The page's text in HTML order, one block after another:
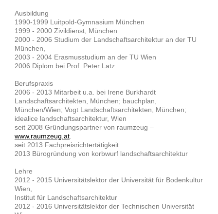
Ausbildung
1990-1999 Luitpold-Gymnasium München
1999 - 2000 Zivildienst, München
2000 - 2006 Studium der Landschaftsarchitektur an der TU
München,
2003 - 2004 Erasmusstudium an der TU Wien
2006 Diplom bei Prof. Peter Latz
Berufspraxis
2006 - 2013 Mitarbeit u.a. bei Irene Burkhardt
Landschaftsarchitekten, München; bauchplan,
München/Wien; Vogt Landschaftsarchitekten, München;
idealice landschaftsarchitektur, Wien
seit 2008 Gründungspartner von raumzeug –
www.raumzeug.at
seit 2013 Fachpreisrichtertätigkeit
2013 Bürogründung von korbwurf landschaftsarchitektur
Lehre
2012 - 2015 Universitätslektor der Universität für Bodenkultur
Wien,
Institut für Landschaftsarchitektur
2012 - 2016 Universitätslektor der Technischen Universität